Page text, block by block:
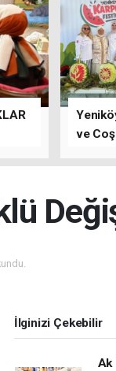
ve
İlginizi Çekebilir
Ak